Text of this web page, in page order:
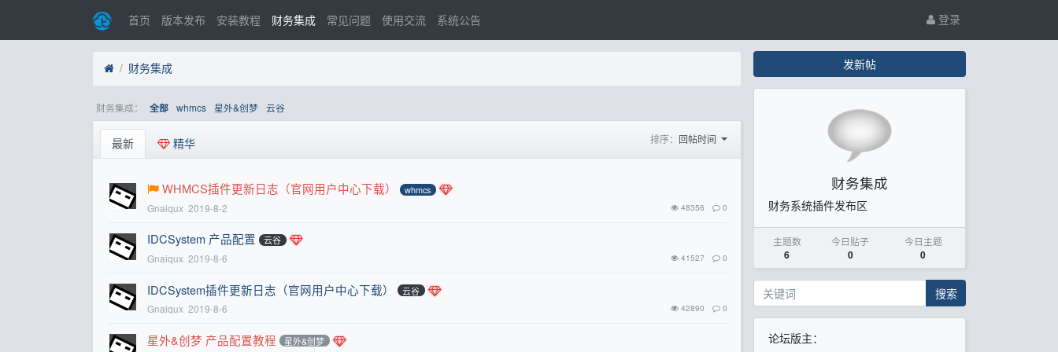
首页 版本发布 安装教程 财务集成 常见问题 使用交流 系统公告 登录
财务集成
财务集成： 全部 whmcs 星外&创梦 云谷
最新 精华 排序： 回帖时间
WHMCS插件更新日志（官网用户中心下载） whmcs
Gnaiqux 2019-8-2 48356 0
IDCSystem 产品配置 云谷
Gnaiqux 2019-8-6 41527 0
IDCSystem插件更新日志（官网用户中心下载） 云谷
Gnaiqux 2019-8-6 42890 0
星外&创梦 产品配置教程 星外&创梦
发新帖
财务集成
财务系统插件发布区
主题数
6
今日贴子
0
今日主题
0
搜索
论坛版主：